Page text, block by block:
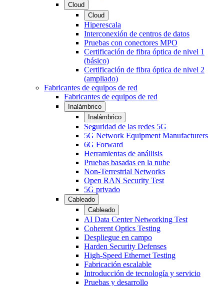
Cloud
Cloud
Hiperescala
Interconexión de centros de datos
Pruebas con conectores MPO
Certificación de fibra óptica de nivel 1
(básico)
Certificación de fibra óptica de nivel 2
(ampliado)
Fabricantes de equipos de red
Fabricantes de equipos de red
Inalámbrico
Inalámbrico
Seguridad de las redes 5G
5G Network Equipment Manufacturers
6G Forward
Herramientas de anállisis
Pruebas basadas en la nube
Non-Terrestrial Networks
Open RAN Security Test
5G privado
Cableado
Cableado
AI Data Center Networking Test
Coherent Optics Testing
Despliegue en campo
Harden Security Defenses
High-Speed Ethernet Testing
Fabricación escalable
Introducción de tecnología y servicio
Pruebas y desarrollo